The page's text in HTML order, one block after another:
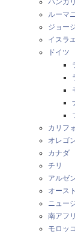
ハンガ
ルーマ
ジョー
イスラ
ドイツ
カリフ
オレゴ
カナダ
チリ
アルゼ
オース
ニュー
南アフ
モロッコ